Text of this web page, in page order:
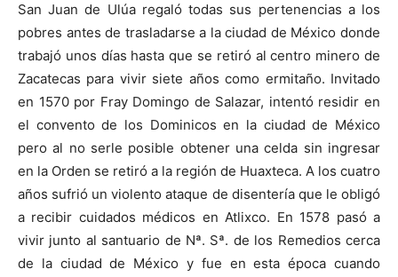
San Juan de Ulúa regaló todas sus pertenencias a los
pobres antes de trasladarse a la ciudad de México donde
trabajó unos días hasta que se retiró al centro minero de
Zacatecas para vivir siete años como ermitaño. Invitado
en 1570 por Fray Domingo de Salazar, intentó residir en
el convento de los Dominicos en la ciudad de México
pero al no serle posible obtener una celda sin ingresar
en la Orden se retiró a la región de Huaxteca. A los cuatro
años sufrió un violento ataque de disentería que le obligó
a recibir cuidados médicos en Atlixco. En 1578 pasó a
vivir junto al santuario de Nª. Sª. de los Remedios cerca
de la ciudad de México y fue en esta época cuando